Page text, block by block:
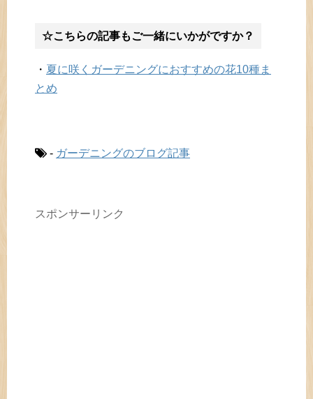
☆こちらの記事もご一緒にいかがですか？
・ 夏に咲くガーデニングにおすすめの花10種ま
とめ
- ガーデニングのブログ記事
スポンサーリンク